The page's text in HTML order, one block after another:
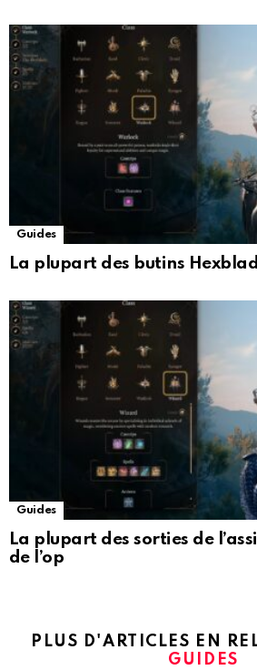
Guides
La plupart des butins
Guides
La plupart des sorties de
de l’op
PLUS D'ARTICLES EN
GUIDES